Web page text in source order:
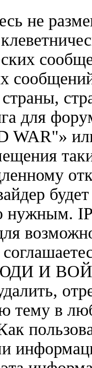
не
для
WAR"»
нужным.
И
тему в